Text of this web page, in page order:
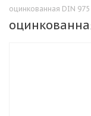
оцинкованная DIN 975